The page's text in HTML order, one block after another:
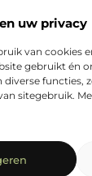
uw privacy
van cookies
gebruikt én
functies,
sitegebruik.